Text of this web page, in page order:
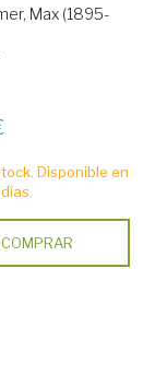
Max (1895-
Disponible en
COMPRAR